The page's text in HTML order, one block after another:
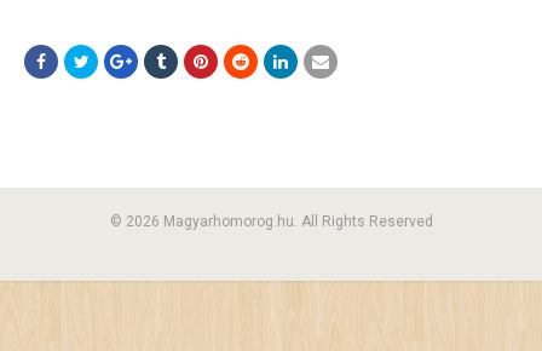
© 2026 Magyarhomorog.hu. All Rights Reserved